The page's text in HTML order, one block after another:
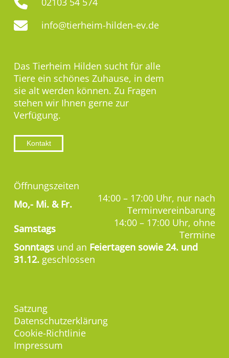
info@tierheim-hilden-ev.de
Das Tierheim Hilden sucht für alle
Tiere ein schönes Zuhause, in dem
sie alt werden können. Zu Fragen
stehen wir Ihnen gerne zur
Verfügung.
Kontakt
Öffnungszeiten
Mo,- Mi. & Fr.
14:00 – 17:00 Uhr, nur nach
Terminvereinbarung
Samstags
14:00 – 17:00 Uhr, ohne
Termine
Sonntags und an Feiertagen sowie 24. und
31.12. geschlossen
Satzung
Datenschutzerklärung
Cookie-Richtlinie
Impressum